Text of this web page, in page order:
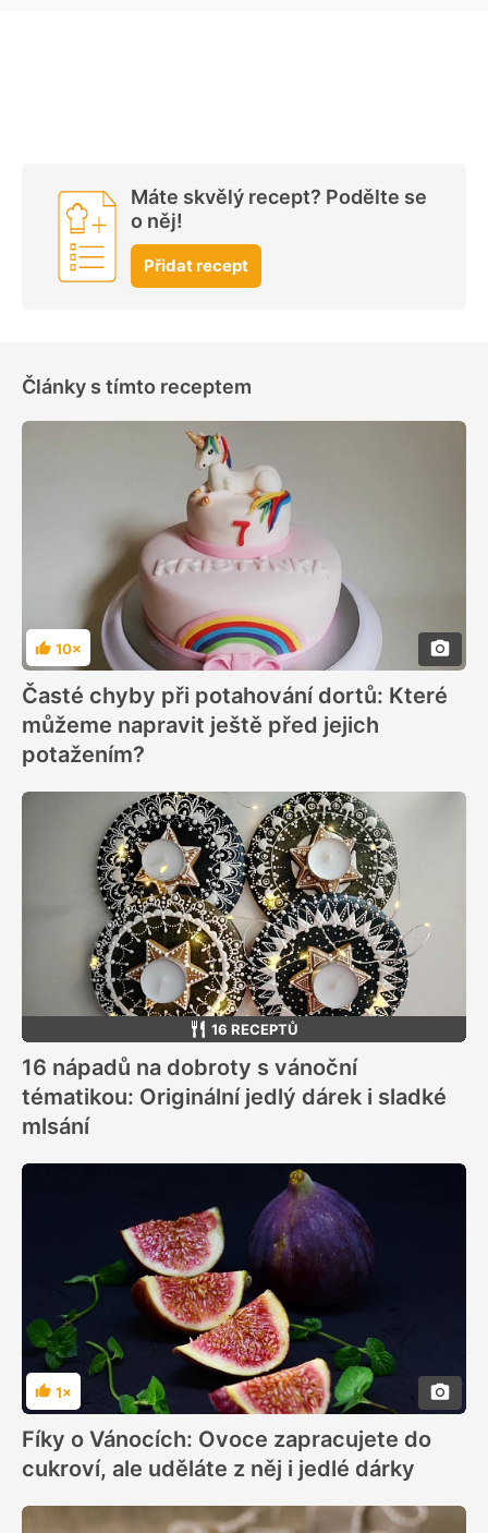
Máte skvělý recept? Podělte se
o něj!
Přidat recept
Články s tímto receptem
Hodnocení
10×
Časté chyby při potahování dortů: Které
můžeme napravit ještě před jejich
potažením?
16 RECEPTŮ
16 nápadů na dobroty s vánoční
tématikou: Originální jedlý dárek i sladké
mlsání
Hodnocení
1×
Fíky o Vánocích: Ovoce zapracujete do
cukroví, ale uděláte z něj i jedlé dárky